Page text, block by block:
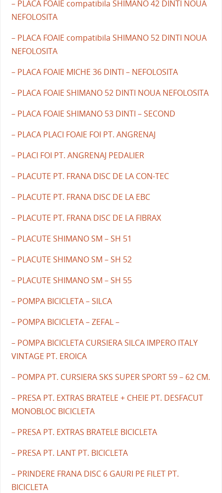
– PLACA FOAIE compatibila SHIMANO 42 DINTI NOUA
NEFOLOSITA
– PLACA FOAIE compatibila SHIMANO 52 DINTI NOUA
NEFOLOSITA
– PLACA FOAIE MICHE 36 DINTI – NEFOLOSITA
– PLACA FOAIE SHIMANO 52 DINTI NOUA NEFOLOSITA
– PLACA FOAIE SHIMANO 53 DINTI – SECOND
– PLACA PLACI FOAIE FOI PT. ANGRENAJ
– PLACI FOI PT. ANGRENAJ PEDALIER
– PLACUTE PT. FRANA DISC DE LA CON-TEC
– PLACUTE PT. FRANA DISC DE LA EBC
– PLACUTE PT. FRANA DISC DE LA FIBRAX
– PLACUTE SHIMANO SM – SH 51
– PLACUTE SHIMANO SM – SH 52
– PLACUTE SHIMANO SM – SH 55
– POMPA BICICLETA – SILCA
– POMPA BICICLETA – ZEFAL –
– POMPA BICICLETA CURSIERA SILCA IMPERO ITALY
VINTAGE PT. EROICA
– POMPA PT. CURSIERA SKS SUPER SPORT 59 – 62 CM.
– PRESA PT. EXTRAS BRATELE + CHEIE PT. DESFACUT
MONOBLOC BICICLETA
– PRESA PT. EXTRAS BRATELE BICICLETA
– PRESA PT. LANT PT. BICICLETA
– PRINDERE FRANA DISC 6 GAURI PE FILET PT.
BICICLETA